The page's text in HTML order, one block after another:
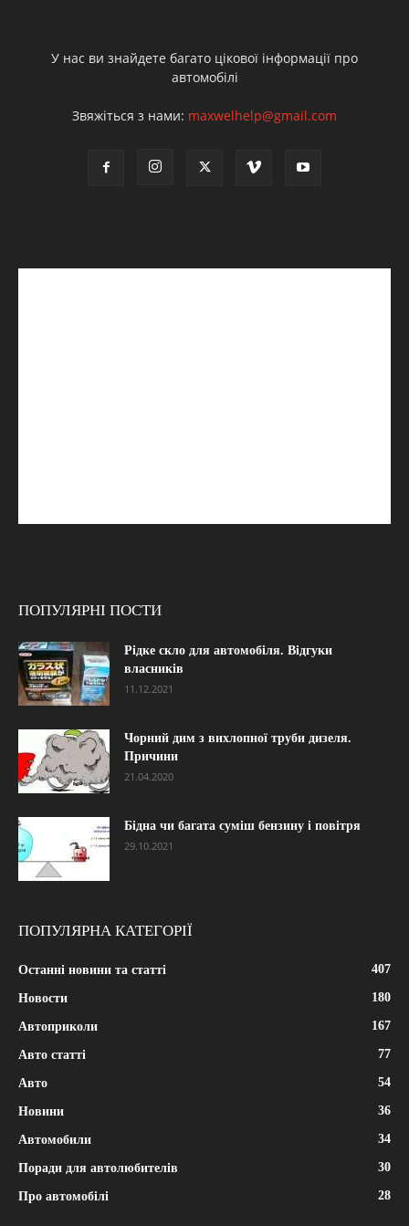
У нас ви знайдете багато цікової інформації про
автомобілі
Звяжіться з нами: maxwelhelp@gmail.com
ПОПУЛЯРНІ ПОСТИ
Рідке скло для автомобіля. Відгуки
власників
11.12.2021
Чорний дим з вихлопної труби дизеля.
Причини
21.04.2020
Бідна чи багата суміш бензину і повітря
29.10.2021
ПОПУЛЯРНА КАТЕГОРІЇ
Останні новини та статті 407
Новости 180
Автоприколи 167
Авто статті 77
Авто 54
Новини 36
Автомобили 34
Поради для автолюбителів 30
Про автомобілі 28